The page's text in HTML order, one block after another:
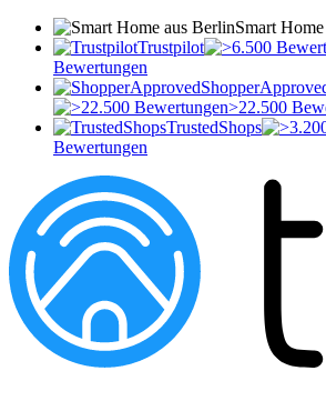
Smart
Trustpilot
Bewertungen
>22.500
TrustedShops
Bewertungen